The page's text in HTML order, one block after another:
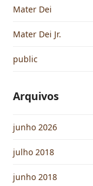
Mater Dei
Mater Dei Jr.
public
Arquivos
junho 2026
julho 2018
junho 2018